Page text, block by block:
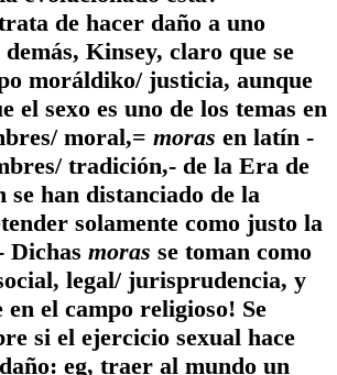
de hacer daño a uno
Kinsey, claro que se
moráldiko/ justicia, aunque
el sexo es uno de los temas en
moral,= moras en latín -
tradición,- de la Era de
han distanciado de la
solamente como justo la
Dichas moras se toman como
legal/ jurisprudencia, y
en el campo religioso! Se
si el ejercicio sexual hace
eg, traer al mundo un